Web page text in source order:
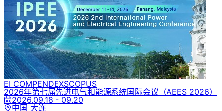
EI COMPENDEXSCOPUS
2026年第七届先进电气和能源系统国际会议 （AEES 2026）
2026.09.18 - 09.20
中国 大连